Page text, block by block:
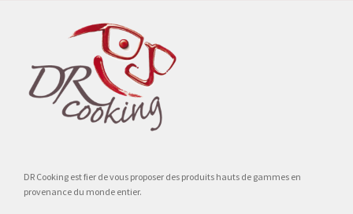
DR Cooking est fier de vous proposer des produits hauts de gammes en
provenance du monde entier.